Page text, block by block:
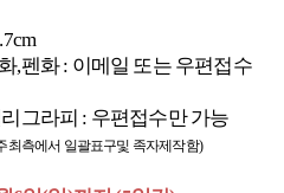
,펜화: 이메일 또는 우편접수
그라피 : 우편접수만 가능
최측에서 일괄표구및 족자제작함)